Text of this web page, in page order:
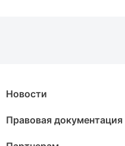
Новости
Правовая документация